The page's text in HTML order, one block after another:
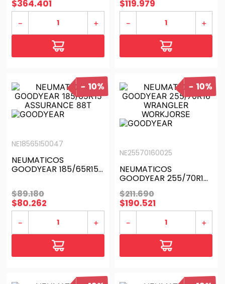
$364.401
＋
－
$119.979
＋
－
10%
NE18565150047
NEUMATICOS
GOODYEAR 185/65R15
$89.180
$80.262
＋
－
10%
NE25570160025
NEUMATICOS
GOODYEAR 255/70R16
WRANGLER
WORKJORSE
$211.690
$190.521
＋
－